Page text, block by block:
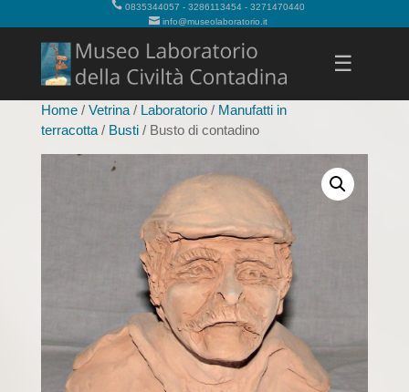
0835344057 - 3286113454 - 3271470440
info@museolaboratorio.it
☰
Home/ Vetrina/ Laboratorio/ Manufatti in
terracotta/ Busti/ Busto di contadino